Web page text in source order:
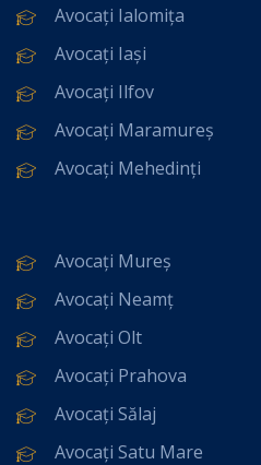
Avocați Ialomița
Avocați Iași
Avocați Ilfov
Avocați Maramureș
Avocați Mehedinți
Avocați Mureș
Avocați Neamț
Avocați Olt
Avocați Prahova
Avocați Sălaj
Avocați Satu Mare